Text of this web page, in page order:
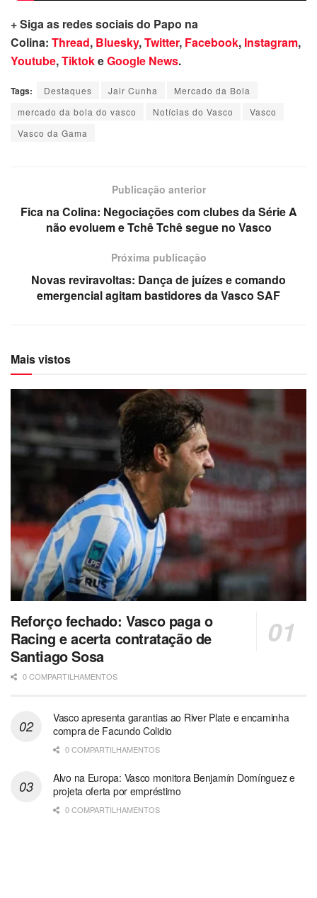
+ Siga as redes sociais do Papo na
Colina: Thread, Bluesky,Twitter, Facebook, Instagram,
Youtube,TiktokeGoogle News.
Tags: Destaques Jair Cunha
Mercado da Bola
mercado da bola do vasco
Notícias do Vasco
Vasco
Vasco da Gama
Publicação anterior
Fica na Colina: Negociações com clubes da Série A
não evoluem e Tchê Tchê segue no Vasco
Próxima publicação
Novas reviravoltas: Dança de juízes e comando
emergencial agitam bastidores da Vasco SAF
Mais vistos
Reforço fechado: Vasco paga o
Racing e acerta contratação de
Santiago Sosa
0 COMPARTILHAMENTOS
Vasco apresenta garantias ao River Plate e encaminha
compra de Facundo Colidio
0 COMPARTILHAMENTOS
Alvo na Europa: Vasco monitora Benjamín Domínguez e
projeta oferta por empréstimo
0 COMPARTILHAMENTOS